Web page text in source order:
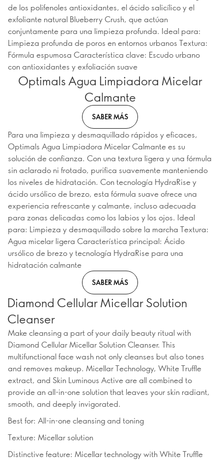
de los polifenoles antioxidantes, el ácido salicílico y el
exfoliante natural Blueberry Crush, que actúan
conjuntamente para una limpieza profunda. Ideal para:
Limpieza profunda de poros en entornos urbanos Textura:
Fórmula espumosa Característica clave: Escudo urbano
con antioxidantes y exfoliación suave
Optimals Agua Limpiadora Micelar
Calmante
SABER MÁS
Para una limpieza y desmaquillado rápidos y eficaces,
Optimals Agua Limpiadora Micelar Calmante es su
solución de confianza. Con una textura ligera y una fórmula
sin aclarado ni frotado, purifica suavemente manteniendo
los niveles de hidratación. Con tecnología HydraRise y
ácido ursólico de brezo, esta fórmula suave ofrece una
experiencia refrescante y calmante, incluso adecuada
para zonas delicadas como los labios y los ojos. Ideal
para: Limpieza y desmaquillado sobre la marcha Textura:
Agua micelar ligera Característica principal: Ácido
ursólico de brezo y tecnología HydraRise para una
hidratación calmante
SABER MÁS
Diamond Cellular Micellar Solution
Cleanser
Make cleansing a part of your daily beauty ritual with
Diamond Cellular Micellar Solution Cleanser. This
multifunctional face wash not only cleanses but also tones
and removes makeup. Micellar Technology, White Truffle
extract, and Skin Luminous Active are all combined to
provide an all-in-one solution that leaves your skin radiant,
smooth, and deeply invigorated.
Best for: All-in-one cleansing and toning
Texture: Micellar solution
Distinctive feature: Micellar technology with White Truffle